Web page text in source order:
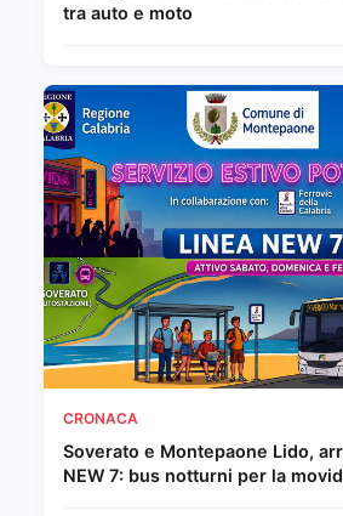
tra auto e moto
CRONACA
Soverato e Montepaone Lido,
NEW 7: bus notturni per la